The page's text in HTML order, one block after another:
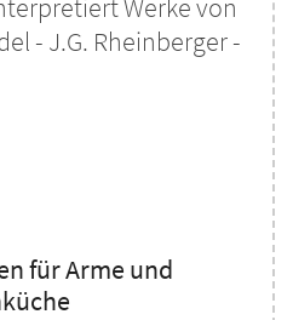
Werke von
- J.G. Rheinberger -
für Arme und